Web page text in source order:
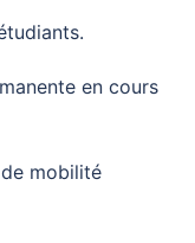
en cours
mobilité